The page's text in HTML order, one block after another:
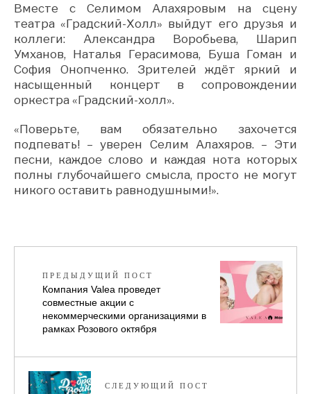
Вместе с Селимом Алахяровым на сцену
театра «Градский-Холл» выйдут его друзья и
коллеги: Александра Воробьева, Шарип
Умханов, Наталья Герасимова, Буша Гоман и
София Онопченко. Зрителей ждёт яркий и
насыщенный концерт в сопровождении
оркестра «Градский-холл».
«Поверьте, вам обязательно захочется
подпевать! – уверен Селим Алахяров. – Эти
песни, каждое слово и каждая нота которых
полны глубочайшего смысла, просто не могут
никого оставить равнодушными!».
ПРЕДЫДУЩИЙ ПОСТ
Компания Valea проведет
совместные акции с
некоммерческими организациями в
рамках Розового октября
СЛЕДУЮЩИЙ ПОСТ